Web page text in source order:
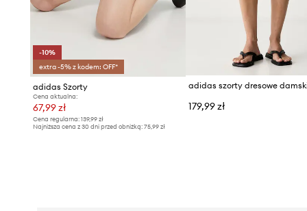
-10%
extra -5% z kodem: OFF*
adidas Szorty
Cena aktualna:
67,99 zł
Cena regularna: 139,99 zł
Najniższa cena z 30 dni przed obniżką: 75,99 zł
179,99 zł